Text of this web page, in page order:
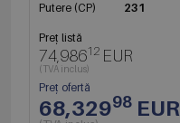
Putere (CP)
231
Preț listă
74,98612 EUR
(TVA inclus)
Preț ofertă
68,32998 EUR